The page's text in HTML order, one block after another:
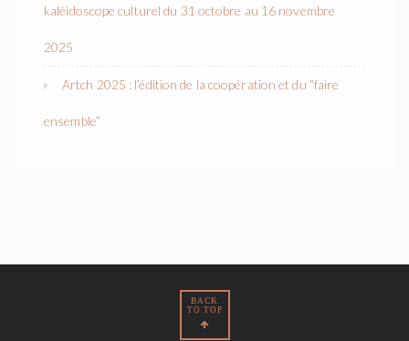
kaléidoscope culturel du 31 octobre au 16 novembre
2025
Artch 2025 : l’édition de la coopération et du “faire
ensemble”
BACK
TO TOP